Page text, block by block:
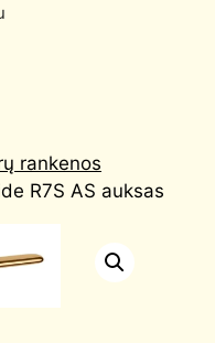
rankenos
R7S AS auksas